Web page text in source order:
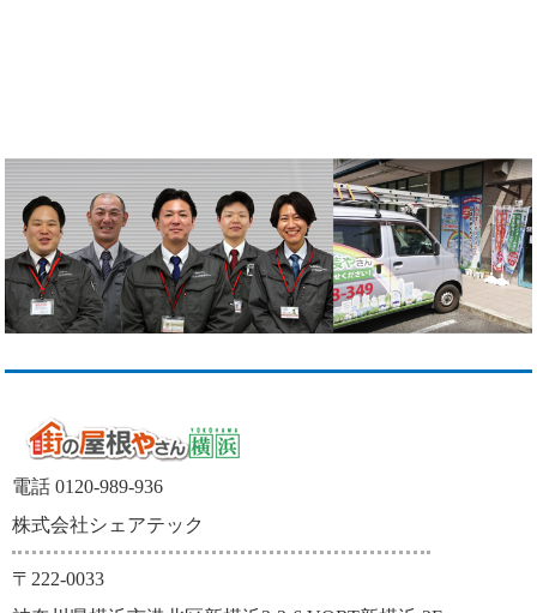
電話 0120-989-936
株式会社シェアテック
〒222-0033